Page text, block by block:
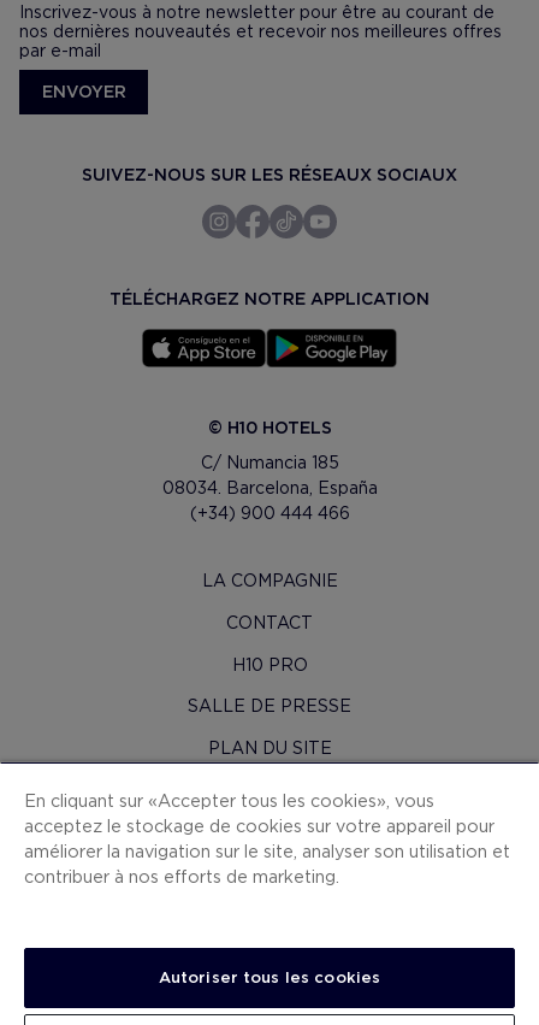
Inscrivez-vous à notre newsletter pour être au courant de
nos dernières nouveautés et recevoir nos meilleures offres
par e-mail
ENVOYER
SUIVEZ-NOUS SUR LES RÉSEAUX SOCIAUX
TÉLÉCHARGEZ NOTRE APPLICATION
© H10 HOTELS
C/ Numancia 185
08034. Barcelona, España
(+34) 900 444 466
LA COMPAGNIE
CONTACT
H10 PRO
SALLE DE PRESSE
PLAN DU SITE
CONDITIONS CONTRAT
COOKIES
POLITIQUE DE CONFIDENTIALITÉ
En cliquant sur « Accepter tous les cookies », vous
acceptez le stockage de cookies sur votre appareil pour
améliorer la navigation sur le site, analyser son utilisation et
contribuer à nos efforts de marketing.
Autoriser tous les cookies